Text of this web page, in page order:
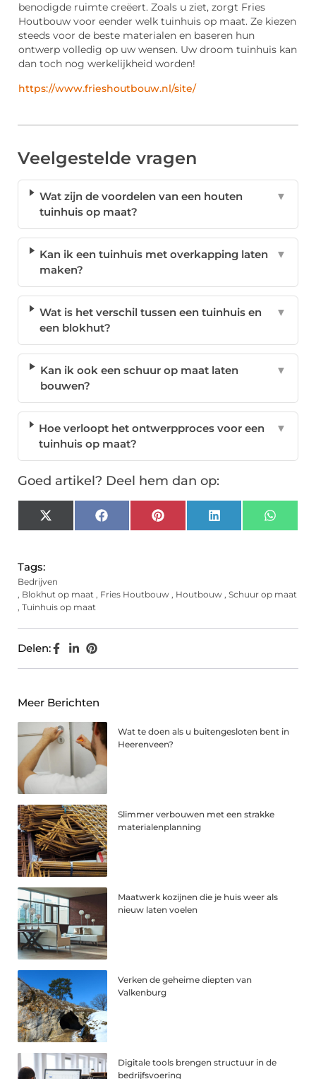
benodigde ruimte creëert. Zoals u ziet, zorgt Fries
Houtbouw voor eender welk tuinhuis op maat. Ze kiezen
steeds voor de beste materialen en baseren hun
ontwerp volledig op uw wensen. Uw droom tuinhuis kan
dan toch nog werkelijkheid worden!
https://www.frieshoutbouw.nl/site/
Veelgestelde vragen
Wat zijn de voordelen van een houten
tuinhuis op maat?
▼
Kan ik een tuinhuis met overkapping laten
maken?
▼
Wat is het verschil tussen een tuinhuis en
een blokhut?
▼
Kan ik ook een schuur op maat laten
bouwen?
▼
Hoe verloopt het ontwerpproces voor een
tuinhuis op maat?
▼
Goed artikel? Deel hem dan op:
X
(Twitter)
FacebookPinterest LinkedIn
Tags:
Bedrijven
, Blokhut op maat , Fries Houtbouw , Houtbouw , Schuur op maat
, Tuinhuis op maat
Delen:
Meer Berichten
Wat te doen als u buitengesloten bent in
Heerenveen?
Slimmer verbouwen met een strakke
materialenplanning
Maatwerk kozijnen die je huis weer als
nieuw laten voelen
Verken de geheime diepten van
Valkenburg
Digitale tools brengen structuur in de
bedrijfsvoering